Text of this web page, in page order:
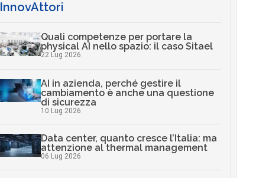
InnovAttori
Quali competenze per portare la
physical AI nello spazio: il caso Sitael
22 Lug 2026
AI in azienda, perché gestire il
cambiamento è anche una questione
di sicurezza
10 Lug 2026
Data center, quanto cresce l’Italia: ma
attenzione al thermal management
06 Lug 2026